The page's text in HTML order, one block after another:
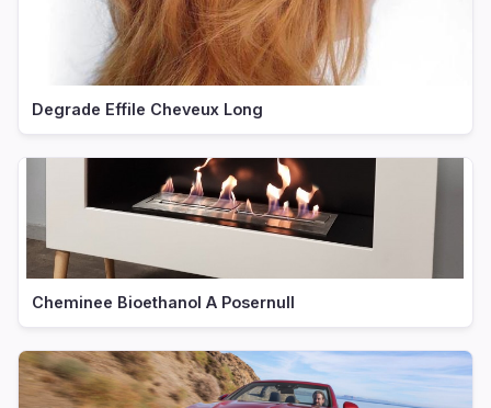
Degrade Effile Cheveux Long
Cheminee Bioethanol A Posernull